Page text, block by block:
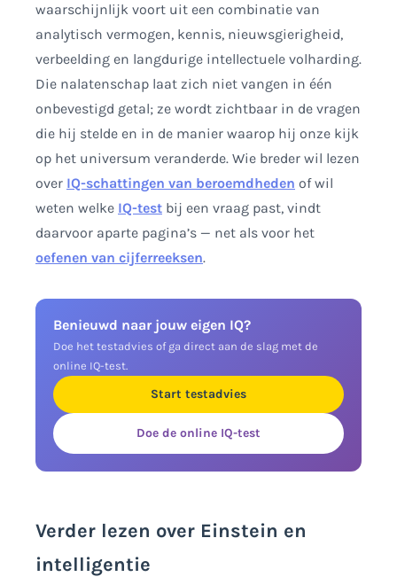
waarschijnlijk voort uit een combinatie van
analytisch vermogen, kennis, nieuwsgierigheid,
verbeelding en langdurige intellectuele volharding.
Die nalatenschap laat zich niet vangen in één
onbevestigd getal; ze wordt zichtbaar in de vragen
die hij stelde en in de manier waarop hij onze kijk
op het universum veranderde. Wie breder wil lezen
over IQ-schattingen van beroemdheden of wil
weten welke IQ-test bij een vraag past, vindt
daarvoor aparte pagina’s — net als voor het
oefenen van cijferreeksen.
Benieuwd naar jouw eigen IQ?
Doe het testadvies of ga direct aan de slag met de
online IQ-test.
Start testadvies
Doe de online IQ-test
Verder lezen over Einstein en
intelligentie